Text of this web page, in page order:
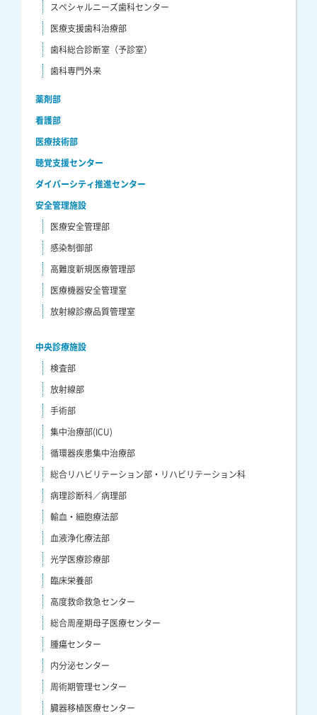
スペシャルニーズ歯科センター
医療支援歯科治療部
歯科総合診断室（予診室）
歯科専門外来
薬剤部
看護部
医療技術部
聴覚支援センター
ダイバーシティ推進センター
安全管理施設
医療安全管理部
感染制御部
高難度新規医療管理部
医療機器安全管理室
放射線診療品質管理室
中央診療施設
検査部
放射線部
手術部
集中治療部(ICU)
循環器疾患集中治療部
総合リハビリテーション部・リハビリテーション科
病理診断科／病理部
輸血・細胞療法部
血液浄化療法部
光学医療診療部
臨床栄養部
高度救命救急センター
総合周産期母子医療センター
腫瘍センター
内分泌センター
周術期管理センター
臓器移植医療センター